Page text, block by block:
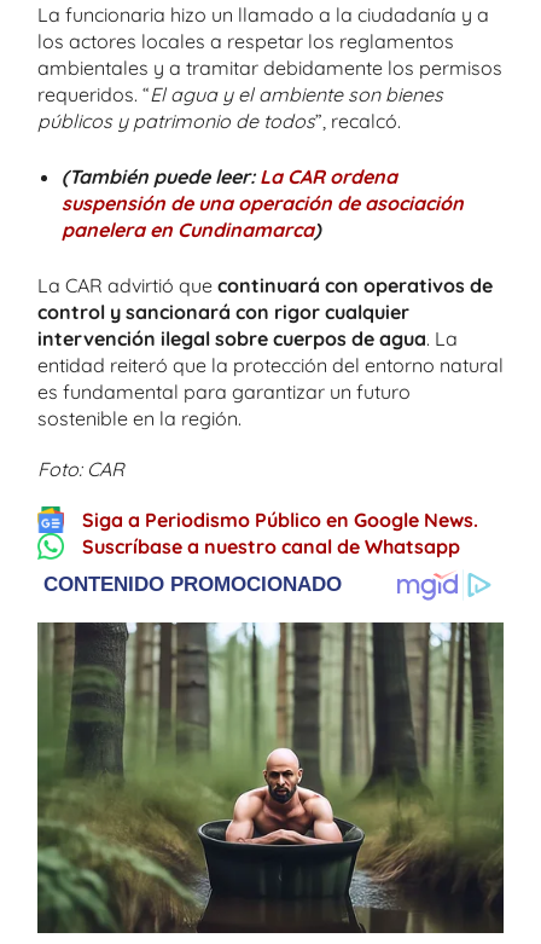
La funcionaria hizo un llamado a la ciudadanía y a
los actores locales a respetar los reglamentos
ambientales y a tramitar debidamente los permisos
requeridos. “El agua y el ambiente son bienes
públicos y patrimonio de todos”, recalcó.
(También puede leer: La CAR ordena
suspensión de una operación de asociación
panelera en Cundinamarca)
La CAR advirtió que continuará con operativos de
control y sancionará con rigor cualquier
intervención ilegal sobre cuerpos de agua. La
entidad reiteró que la protección del entorno natural
es fundamental para garantizar un futuro
sostenible en la región.
Foto: CAR
Siga a Periodismo Público en Google News.
Suscríbase a nuestro canal de Whatsapp